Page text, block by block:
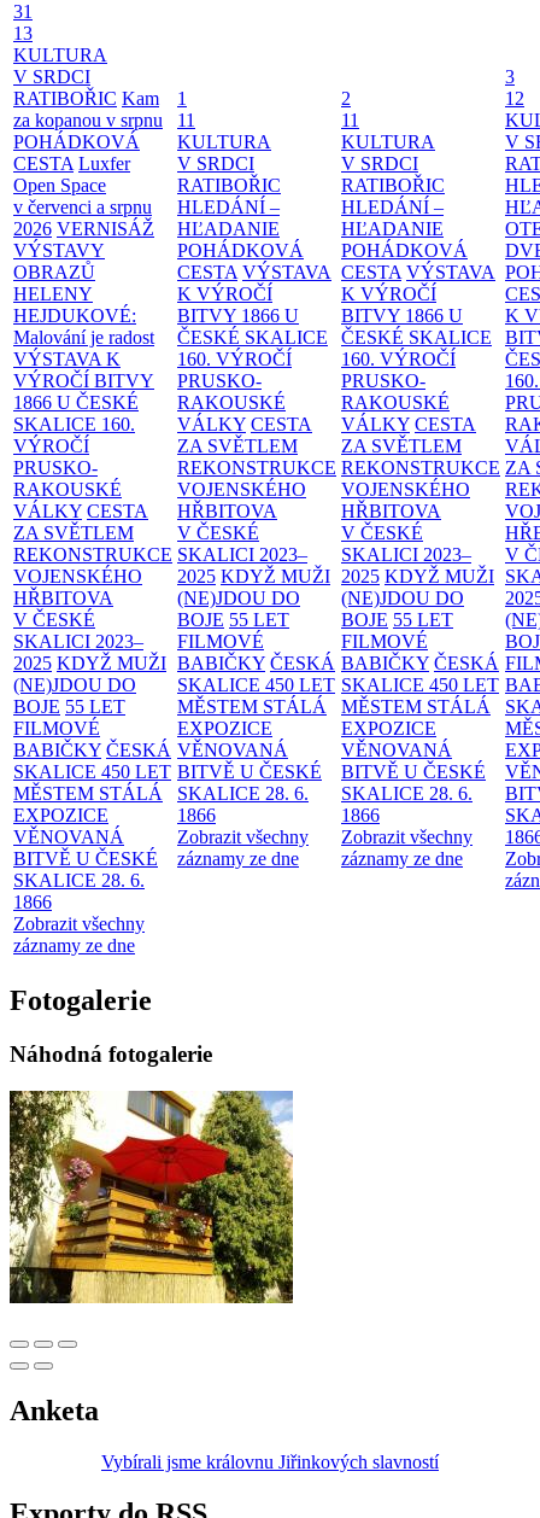
31
13
KULTURA
V SRDCI
RATIBOŘIC Kam
za kopanou v srpnu
POHÁDKOVÁ
CESTA Luxfer
Open Space
v červenci a srpnu
2026 VERNISÁŽ
VÝSTAVY
OBRAZŮ
HELENY
HEJDUKOVÉ:
Malování je radost
VÝSTAVA K
VÝROČÍ BITVY
1866 U ČESKÉ
SKALICE 160.
VÝROČÍ
PRUSKO-
RAKOUSKÉ
VÁLKY CESTA
ZA SVĚTLEM
REKONSTRUKCE
VOJENSKÉHO
HŘBITOVA
V ČESKÉ
SKALICI 2023–
2025 KDYŽ MUŽI
(NE)JDOU DO
BOJE 55 LET
FILMOVÉ
BABIČKY ČESKÁ
SKALICE 450 LET
MĚSTEM STÁLÁ
EXPOZICE
VĚNOVANÁ
BITVĚ U ČESKÉ
SKALICE 28. 6.
1866
Zobrazit všechny
záznamy ze dne
1
11
KULTURA
V SRDCI
RATIBOŘIC
HLEDÁNÍ –
HĽADANIE
POHÁDKOVÁ
CESTA VÝSTAVA
K VÝROČÍ
BITVY 1866 U
ČESKÉ SKALICE
160. VÝROČÍ
PRUSKO-
RAKOUSKÉ
VÁLKY CESTA
ZA SVĚTLEM
REKONSTRUKCE
VOJENSKÉHO
HŘBITOVA
V ČESKÉ
SKALICI 2023–
2025 KDYŽ MUŽI
(NE)JDOU DO
BOJE 55 LET
FILMOVÉ
BABIČKY ČESKÁ
SKALICE 450 LET
MĚSTEM STÁLÁ
EXPOZICE
VĚNOVANÁ
BITVĚ U ČESKÉ
SKALICE 28. 6.
1866
Zobrazit všechny
záznamy ze dne
2
11
KULTURA
V SRDCI
RATIBOŘIC
HLEDÁNÍ –
HĽADANIE
POHÁDKOVÁ
CESTA VÝSTAVA
K VÝROČÍ
BITVY 1866 U
ČESKÉ SKALICE
160. VÝROČÍ
PRUSKO-
RAKOUSKÉ
VÁLKY CESTA
ZA SVĚTLEM
REKONSTRUKCE
VOJENSKÉHO
HŘBITOVA
V ČESKÉ
SKALICI 2023–
2025 KDYŽ MUŽI
(NE)JDOU DO
BOJE 55 LET
FILMOVÉ
BABIČKY ČESKÁ
SKALICE 450 LET
MĚSTEM STÁLÁ
EXPOZICE
VĚNOVANÁ
BITVĚ U ČESKÉ
SKALICE 28. 6.
1866
Zobrazit všechny
záznamy ze dne
3
12
V
K
ZA
V
Fotogalerie
Náhodná fotogalerie
Anketa
Vybírali jsme královnu Jiřinkových slavností